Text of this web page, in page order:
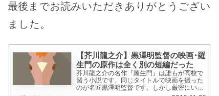
最後までお読みいただきありがとうござい
ました。
【芥川龍之介】黒澤明監督の映画･羅
生門の原作は全く別の短編だった
芥川龍之介の名作『羅生門』は誰もが高校で
習う小説です。同じタイトルで映画を撮った
のが名匠黒澤明監督です。しかし厳密にいう